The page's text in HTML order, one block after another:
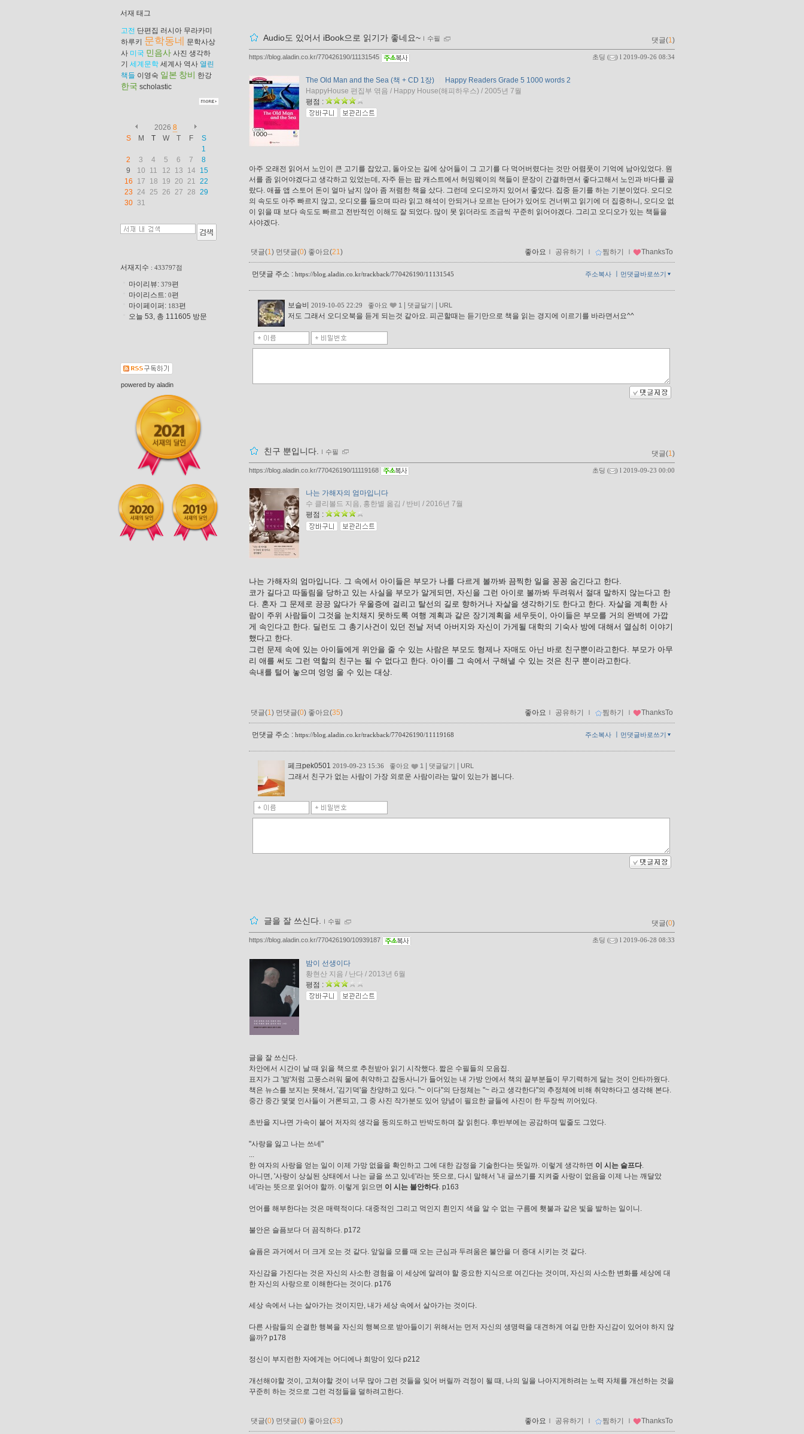
Audio도 있어서 iBook으로 읽기가 좋네요~ ｌ 수필 댓글(1)
초딩 ( ) l 2019-09-26 08:34
https://blog.aladin.co.kr/770426190/11131545
The Old Man and the Sea (책 + CD 1장)
Happy Readers Grade 5 1000 words 2
HappyHouse 편집부 엮음 / Happy House(해피하우스) / 2005년 7월
평점 :
아주 오래전 읽어서 노인이 큰 고기를 잡았고, 돌아오는 길에 상어들이 그 고기를 다 먹어버렸다는 것만 어렴풋이 기억에 남아있었다. 원
서를 좀 읽어야겠다고 생각하고 있었는데, 자주 듣는 팝 캐스트에서 허밍웨이의 책들이 문장이 간결하면서 좋다고해서 노인과 바다를 골
랐다. 애플 앱 스토어 돈이 얼마 남지 않아 좀 저렴한 책을 샀다. 그런데 오디오까지 있어서 좋았다. 집중 듣기를 하는 기분이었다. 오디오
의 속도도 아주 빠르지 않고, 오디오를 들으며 따라 읽고 해석이 안되거나 모르는 단어가 있어도 건너뛰고 읽기에 더 집중하니, 오디오 없
이 읽을 때 보다 속도도 빠르고 전반적인 이해도 잘 되었다. 많이 못 읽더라도 조금씩 꾸준히 읽어야겠다. 그리고 오디오가 있는 책들을
사야겠다.
댓글(1) 먼댓글(0) 좋아요(21) 좋아요 ｌ 공유하기 ｌ 찜하기 ｌ ThanksTo
먼댓글 주소 : https://blog.aladin.co.kr/trackback/770426190/11131545 먼댓글바로쓰기
주소복사
보슬비 2019-10-05 22:29 좋아요 1 댓글달기 URL
저도 그래서 오디오북을 듣게 되는것 같아요. 피곤할때는 듣기만으로 책을 읽는 경지에 이르기를 바라면서요^^
친구 뿐입니다. ｌ 수필 댓글(1)
초딩 ( ) l 2019-09-23 00:00
https://blog.aladin.co.kr/770426190/11119168
나는 가해자의 엄마입니다
수 클리볼드 지음, 홍한별 옮김 / 반비 / 2016년 7월
평점 :
나는 가해자의 엄마입니다. 그 속에서 아이들은 부모가 나를 다르게 볼까봐 끔찍한 일을 꽁꽁 숨긴다고 한다.
코가 길다고 따돌림을 당하고 있는 사실을 부모가 알게되면, 자신을 그런 아이로 볼까봐 두려워서 절대 말하지 않는다고 한
다. 혼자 그 문제로 끙끙 앓다가 우울증에 걸리고 탈선의 길로 향하거나 자살을 생각하기도 한다고 한다. 자살을 계획한 사
람이 주위 사람들이 그것을 눈치채지 못하도록 여행 계획과 같은 장기계획을 세우듯이, 아이들은 부모를 거의 완벽에 가깝
게 속인다고 한다. 딜런도 그 총기사건이 있던 전날 저녁 아버지와 자신이 가게될 대학의 기숙사 방에 대해서 열심히 이야기
했다고 한다.
그런 문제 속에 있는 아이들에게 위안을 줄 수 있는 사람은 부모도 형제나 자매도 아닌 바로 친구뿐이라고한다. 부모가 아무
리 애를 써도 그런 역할의 친구는 될 수 없다고 한다. 아이를 그 속에서 구해낼 수 있는 것은 친구 뿐이라고한다.
속내를 털어 놓으며 엉엉 울 수 있는 대상.
댓글(1) 먼댓글(0) 좋아요(35) 좋아요 ｌ 공유하기 ｌ 찜하기 ｌ ThanksTo
먼댓글 주소 : https://blog.aladin.co.kr/trackback/770426190/11119168 먼댓글바로쓰기
주소복사
페크pek0501 2019-09-23 15:36 좋아요 1 댓글달기 URL
그래서 친구가 없는 사람이 가장 외로운 사람이라는 말이 있는가 봅니다.
글을 잘 쓰신다. ｌ 수필 댓글(0)
초딩 ( ) l 2019-06-28 08:33
https://blog.aladin.co.kr/770426190/10939187
밤이 선생이다
황현산 지음 / 난다 / 2013년 6월
평점 :
글을 잘 쓰신다.
차안에서 시간이 날 때 읽을 책으로 추천받아 읽기 시작했다. 짧은 수필들의 모음집.
표지가 그 '밤'처럼 고풍스러워 물에 취약하고 잡동사니가 들어있는 내 가방 안에서 책의 끝부분들이 무기력하게 닳는 것이 안타까웠다.
책은 뉴스를 보지는 못해서, '김기덕'을 찬양하고 있다. "~ 이다"의 단정체는 "~ 라고 생각한다"의 추정체에 비해 취약하다고 생각해 본다.
중간 중간 몇몇 인사들이 거론되고, 그 중 사진 작가분도 있어 양념이 필요한 글들에 사진이 한 두장씩 끼어있다.
초반을 지나면 가속이 붙어 저자의 생각을 동의도하고 반박도하며 잘 읽힌다. 후반부에는 공감하며 밑줄도 그었다.
"사랑을 잃고 나는 쓰네"
...
한 여자의 사랑을 얻는 일이 이제 가망 없을을 확인하고 그에 대한 감정을 기술한다는 뜻일까. 이렇게 생각하면 이 시는 슬프다.
아니면, '사랑이 상실된 상태에서 나는 글을 쓰고 있네'라는 뜻으로, 다시 말해서 '내 글쓰기를 지켜줄 사랑이 없음을 이제 나는 깨달았
네'라는 뜻으로 읽어야 할까. 이렇게 읽으면 이 시는 불안하다. p163
언어를 해부한다는 것은 매력적이다. 대중적인 그리고 먹인지 흰인지 색을 알 수 없는 구름에 횃불과 같은 빛을 발하는 일이니.
불안은 슬픔보다 더 끔직하다. p172
슬픔은 과거에서 더 크게 오는 것 같다. 앞일을 모를 때 오는 근심과 두려움은 불안을 더 증대 시키는 것 같다.
자신감을 가진다는 것은 자신의 사소한 경험을 이 세상에 알려야 할 중요한 지식으로 여긴다는 것이며, 자신의 사소한 변화를 세상에 대
한 자신의 사랑으로 이해한다는 것이다. p176
세상 속에서 나는 살아가는 것이지만, 내가 세상 속에서 살아가는 것이다.
다른 사람들의 순결한 행복을 자신의 행복으로 받아들이기 위해서는 먼저 자신의 생명력을 대견하게 여길 만한 자신감이 있어야 하지 않
을까? p178
정신이 부지런한 자에게는 어디에나 희망이 있다 p212
개선해야할 것이, 고쳐야할 것이 너무 많아 그런 것들을 잊어 버릴까 걱정이 될 때, 나의 일을 나아지게하려는 노력 자체를 개선하는 것을
꾸준히 하는 것으로 그런 걱정들을 덜하려고한다.
댓글(0) 먼댓글(0) 좋아요(33) 좋아요 ｌ 공유하기 ｌ 찜하기 ｌ ThanksTo
서재 태그
고전 단편집 러시아 무라카미
하루키
문학동네 문학사상
사 미국 민음사 사진 생각하
기 세계문학 세계사 역사 열린
책들 이영숙 일본 창비 한강
한국 scholastic
2026 8
S
M T W T F
S
1
2
3 4 5 6 7
8
9
10 11 12 13 14
15
16
17 18 19 20 21 22
23 24 25 26 27 28 29
30
31
서재지수 : 433797점
마이리뷰: 379편
마이리스트: 0편
마이페이퍼: 183편
오늘 53, 총 111605 방문
powered by aladin